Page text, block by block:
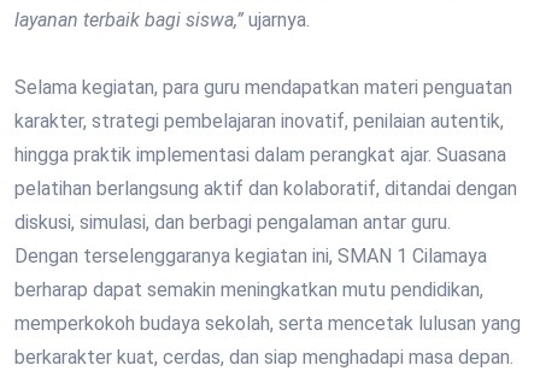
layanan terbaik bagi siswa,” ujarnya.
Selama kegiatan, para guru mendapatkan materi penguatan
karakter, strategi pembelajaran inovatif, penilaian autentik,
hingga praktik implementasi dalam perangkat ajar. Suasana
pelatihan berlangsung aktif dan kolaboratif, ditandai dengan
diskusi, simulasi, dan berbagi pengalaman antar guru.
Dengan terselenggaranya kegiatan ini, SMAN 1 Cilamaya
berharap dapat semakin meningkatkan mutu pendidikan,
memperkokoh budaya sekolah, serta mencetak lulusan yang
berkarakter kuat, cerdas, dan siap menghadapi masa depan.